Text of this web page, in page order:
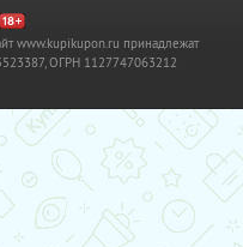
www.kupikupon.ru принадлежат
ОГРН 1127747063212